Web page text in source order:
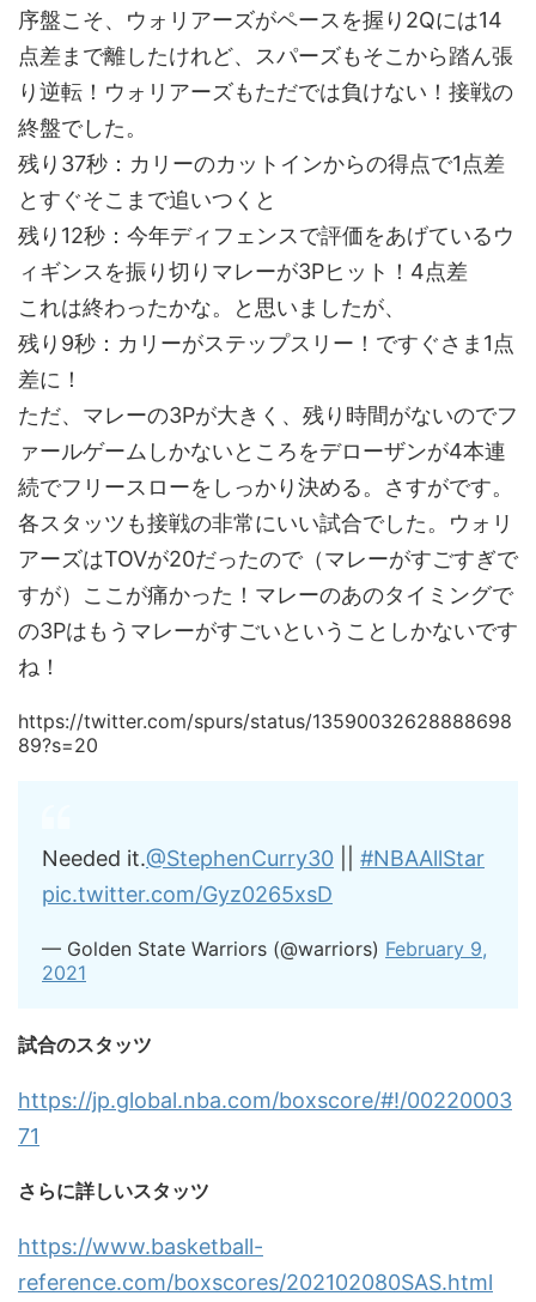
序盤こそ、ウォリアーズがペースを握り2Qには14
点差まで離したけれど、スパーズもそこから踏ん張
り逆転！ウォリアーズもただでは負けない！接戦の
終盤でした。
残り37秒：カリーのカットインからの得点で1点差
とすぐそこまで追いつくと
残り12秒：今年ディフェンスで評価をあげているウ
ィギンスを振り切りマレーが3Pヒット！4点差
これは終わったかな。と思いましたが、
残り9秒：カリーがステップスリー！ですぐさま1点
差に！
ただ、マレーの3Pが大きく、残り時間がないのでフ
ァールゲームしかないところをデローザンが4本連
続でフリースローをしっかり決める。さすがです。
各スタッツも接戦の非常にいい試合でした。ウォリ
アーズはTOVが20だったので（マレーがすごすぎで
すが）ここが痛かった！マレーのあのタイミングで
の3Pはもうマレーがすごいということしかないです
ね！
https://twitter.com/spurs/status/13590032628888698
89?s=20
Needed it.@StephenCurry30
#NBAAllStar
pic.twitter.com/Gyz0265xsD
— Golden State Warriors (@warriors) February 9,
2021
試合のスタッツ
https://jp.global.nba.com/boxscore/#!/00220003
71
さらに詳しいスタッツ
https://www.basketball-
reference.com/boxscores/202102080SAS.html